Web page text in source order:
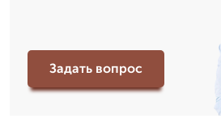
Задать вопрос